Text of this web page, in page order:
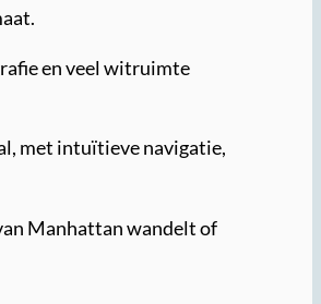
en veel witruimte
met intuïtieve navigatie,
Manhattan wandelt of